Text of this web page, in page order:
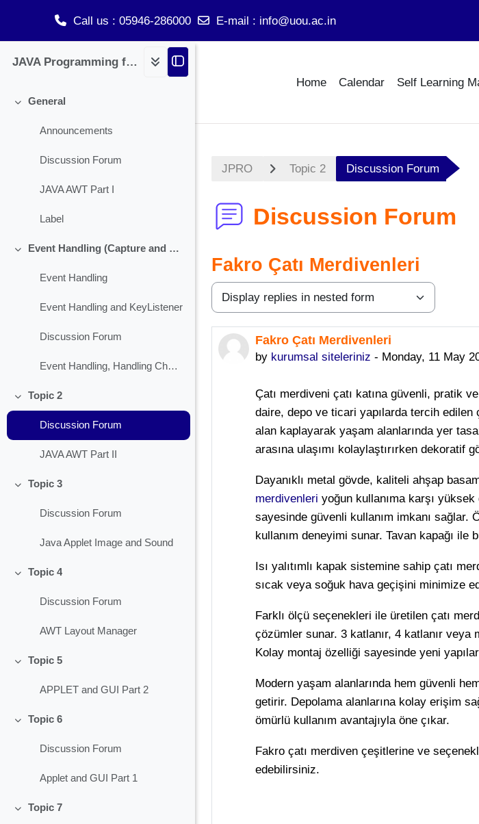
Call us : 05946-286000 E-mail : info@uou.ac.in
Home Calendar Self Learning
JAVA Programming for BCA
General
Announcements
Discussion Forum
JAVA AWT Part I
Label
Event Handling (Capture and Handling Check Box)
Event Handling
Event Handling and KeyListener
Discussion Forum
Event Handling, Handling Check Box
Collapse
Topic 2
Discussion Forum
JAVA AWT Part II
Collapse
Topic 3
Discussion Forum
Java Applet Image and Sound
Collapse
Topic 4
Discussion Forum
AWT Layout Manager
Collapse
Topic 5
APPLET and GUI Part 2
Collapse
Topic 6
Discussion Forum
Applet and GUI Part 1
Collapse
Topic 7
JPRO Topic 2 Discussion Forum
Discussion Forum
Fakro Çatı Merdivenleri
Display mode
Fakro Çatı Merdivenleri
by kurumsal siteleriniz - Monday, 11 May
Number of replies: 0
Çatı merdiveni çatı katına güvenli, pratik
daire, depo ve ticari yapılarda tercih edilen
alan kaplayarak yaşam alanlarında yer
arasına ulaşımı kolaylaştırırken dekoratif
Dayanıklı metal gövde, kaliteli ahşap
merdivenleri yoğun kullanıma karşı
sayesinde güvenli kullanım imkanı sağlar.
kullanım deneyimi sunar. Tavan kapağı ile
Isı yalıtımlı kapak sistemine sahip çatı
sıcak veya soğuk hava geçişini minimize
Farklı ölçü seçenekleri ile üretilen çatı
çözümler sunar. 3 katlanır, 4 katlanır veya
Kolay montaj özelliği sayesinde yeni
Modern yaşam alanlarında hem güvenli
getirir. Depolama alanlarına kolay erişim
ömürlü kullanım avantajıyla öne çıkar.
Fakro çatı merdiven çeşitlerine ve
edebilirsiniz.